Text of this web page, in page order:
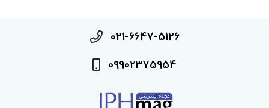
021-6647-5126
09902375954